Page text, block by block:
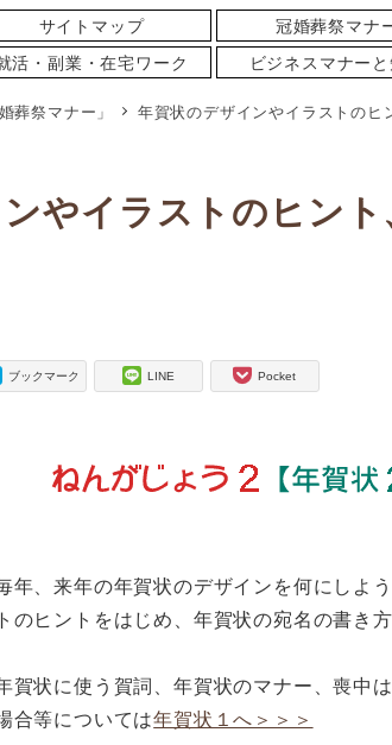
サイトマップ 冠婚葬祭マナ
活・副業・在宅ワーク
ビジネスマナー
葬祭マナー」 年賀状のデザインやイラストの
やイラストのヒン
ブックマーク LINE Pocket
年、来年の年賀状のデザインを何にしよ
のヒントをはじめ、年賀状の宛名の書き
賀状に使う賀詞、年賀状のマナー、喪中
合等については年賀状１へ＞＞＞